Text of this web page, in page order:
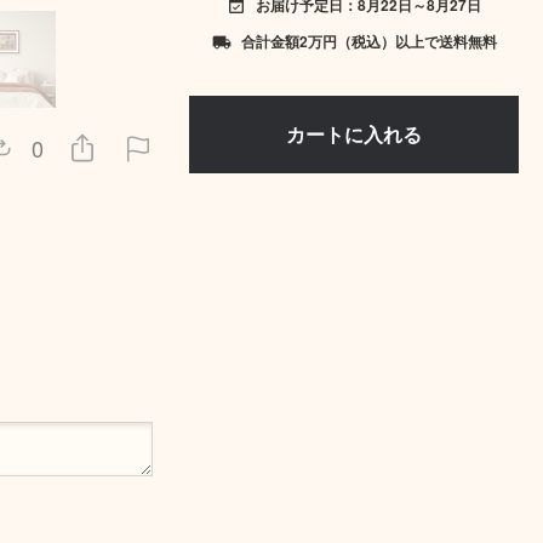
0
event_available
local_shipping 合計金額2万円（税込）以上で送料無料